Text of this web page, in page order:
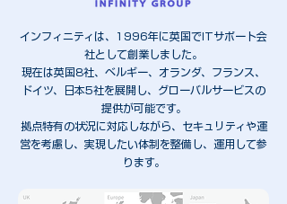
インフィニティは、1996年に英国でITサポート会
社として創業しました。
現在は英国8社、ベルギー、オランダ、フランス、
ドイツ、日本5社を展開し、グローバルサービスの
提供が可能です。
拠点特有の状況に対応しながら、セキュリティや運
営を考慮し、実現したい体制を整備し、運用して参
ります。